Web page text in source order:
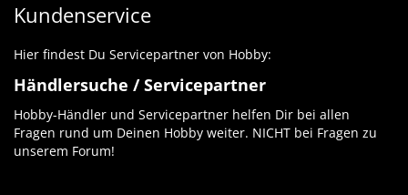
Kundenservice
Hier findest Du Servicepartner von Hobby:
Händlersuche / Servicepartner
Hobby-Händler und Servicepartner helfen Dir bei allen
Fragen rund um Deinen Hobby weiter. NICHT bei Fragen zu
unserem Forum!